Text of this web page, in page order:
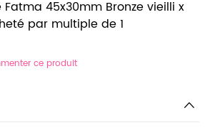
45x30mm Bronze vieilli x
par multiple de 1
ce produit